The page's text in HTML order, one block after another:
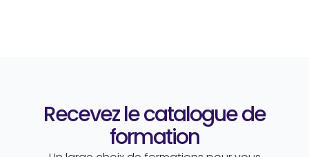
Recevez le catalogue de
formation